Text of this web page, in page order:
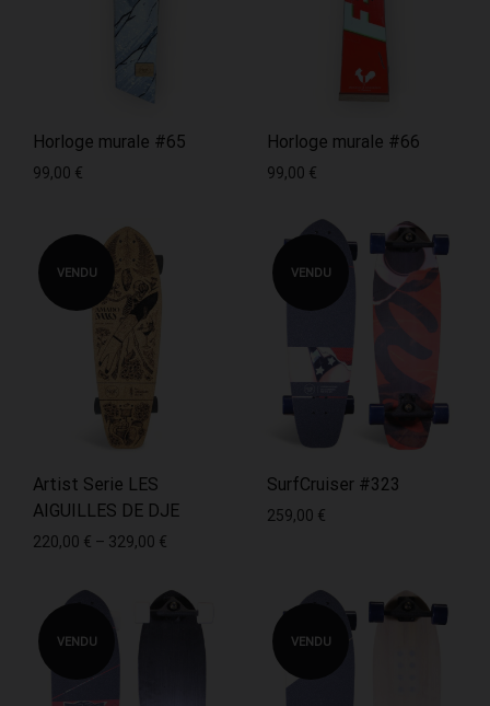
Horloge murale #65
99,00 €
Horloge murale #66
99,00 €
VENDU
Artist Serie LES
AIGUILLES DE DJE
220,00 € – 329,00 €
VENDU
SurfCruiser #323
259,00 €
VENDU VENDU